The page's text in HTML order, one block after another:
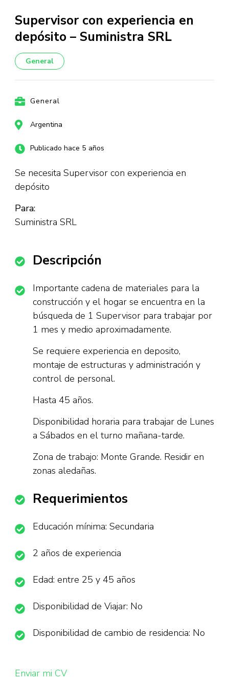
Supervisor con experiencia en
depósito – Suministra SRL
General
General
Argentina
Publicado hace 5 años
Se necesita Supervisor con experiencia en
depósito
Para:
Suministra SRL
Descripción
Importante cadena de materiales para la
construcción y el hogar se encuentra en la
búsqueda de 1 Supervisor para trabajar por
1 mes y medio aproximadamente.
Se requiere experiencia en deposito,
montaje de estructuras y administración y
control de personal.
Hasta 45 años.
Disponibilidad horaria para trabajar de Lunes
a Sábados en el turno mañana-tarde.
Zona de trabajo: Monte Grande. Residir en
zonas aledañas.
Requerimientos
Educación mínima: Secundaria
2 años de experiencia
Edad: entre 25 y 45 años
Disponibilidad de Viajar: No
Disponibilidad de cambio de residencia: No
Enviar mi CV